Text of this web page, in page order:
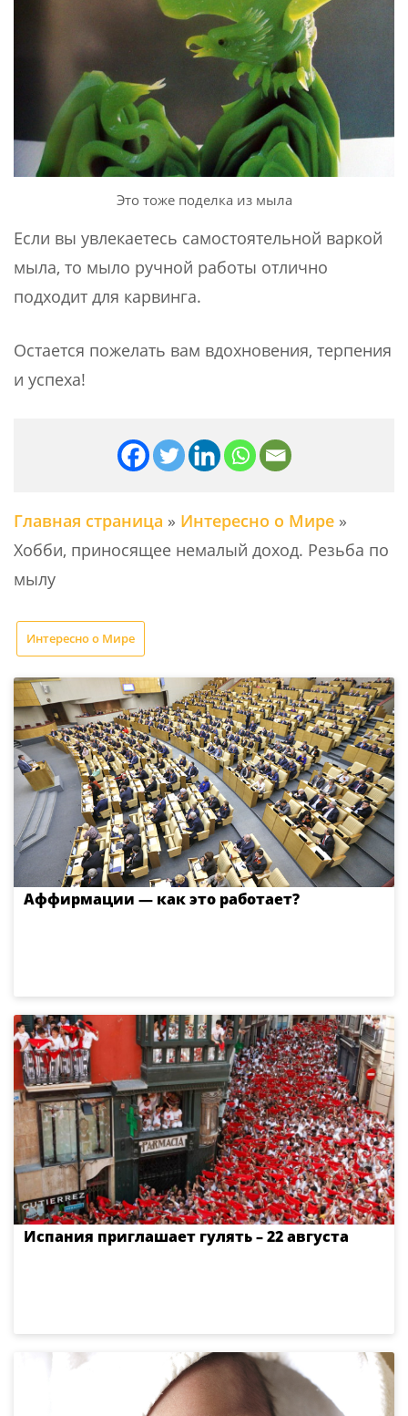
Это тоже поделка из мыла
Если вы увлекаетесь самостоятельной варкой
мыла, то мыло ручной работы отлично
подходит для карвинга.
Остается пожелать вам вдохновения, терпения
и успеха!
Главная страница » Интересно о Мире »
Хобби, приносящее немалый доход. Резьба по
мылу
Интересно о Мире
Аффирмации — как это работает?
Испания приглашает гулять – 22 августа